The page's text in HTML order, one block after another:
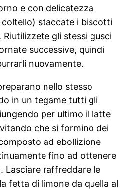
e con delicatezza
staccate i biscotti
Riutilizzete gli stessi gusci
successive, quindi
nuovamente.
nello stesso
in un tegame tutti gli
per ultimo il latte
che si formino dei
ad ebollizione
fino ad ottenere
Lasciare raffreddare le
fetta di limone da quella al